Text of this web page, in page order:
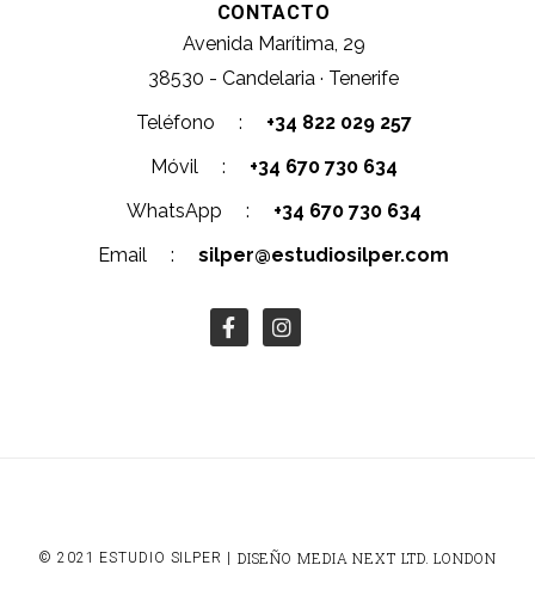
CONTACTO
Avenida Marítima, 29
38530 - Candelaria · Tenerife
Teléfono : +34 822 029 257
Móvil : +34 670 730 634
WhatsApp : +34 670 730 634
Email : silper@estudiosilper.com
© 2021 ESTUDIO SILPER | DISEÑO MEDIA NEXT LTD. LONDON